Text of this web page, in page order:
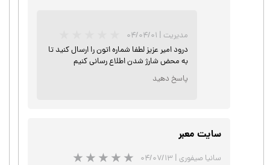
مدیریت | ۰۴/۰۴/۰۱
درود امیر عزیز لطفا شماره اتون را ارسال کنید تا
به محض شارژ شدن اطلاع رسانی کنیم
پاسخ دهید
سایت معبر
سانیا صیفوری | ۰۴/۰۷/۱۳